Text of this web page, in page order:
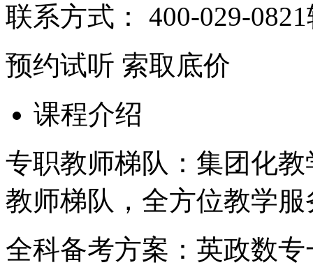
联系方式：
400-029-
预约试听 索取底价
课程介绍
专职教师梯队：集团化
教师梯队，全方位教学
全科备考方案：英政数